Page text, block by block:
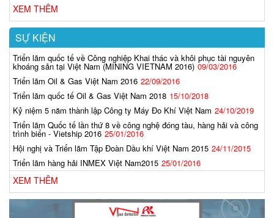
XEM THÊM
SỰ KIỆN
Triển lãm quốc tế về Công nghiệp Khai thác và khôi phục tài nguyên
khoáng sản tại Việt Nam (MINING VIETNAM 2016) 09/03/2016
Triển lãm Oil & Gas Việt Nam 2016 22/09/2016
Triển lãm quốc tế Oil & Gas Việt Nam 2018 15/10/2018
Kỷ niệm 5 năm thành lập Công ty Máy Đo Khí Việt Nam 24/10/2019
Triển lãm Quốc tế lần thứ 8 về công nghệ đóng tàu, hàng hải và công
trình biển - Vietship 2016 25/01/2016
Hội nghị và Triển lãm Tập Đoàn Dầu khí Việt Nam 2015 24/11/2015
Triển lãm hàng hải INMEX Việt Nam2015 25/01/2016
XEM THÊM